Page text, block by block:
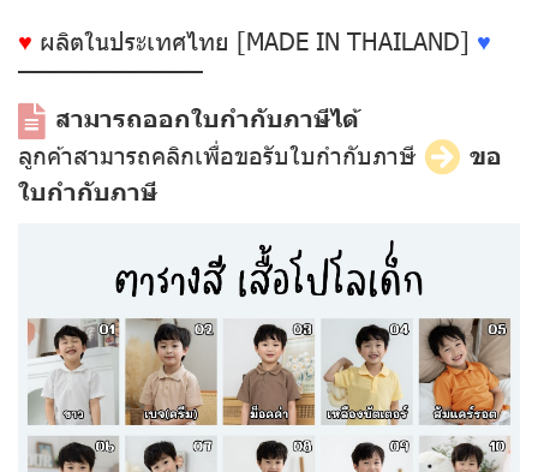
♥ ผลิตในประเทศไทย [MADE IN THAILAND] ♥
––––––––––––––
สามารถออกใบกำกับภาษีได้
ลูกค้าสามารถคลิกเพื่อขอรับใบกำกับภาษี
ขอ
ใบกำกับภาษี